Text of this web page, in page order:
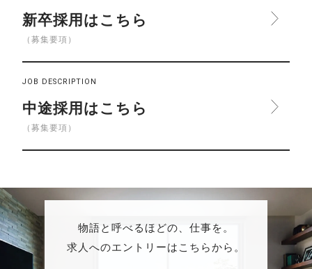
新卒採用はこちら
（募集要項）
JOB DESCRIPTION
中途採用はこちら
（募集要項）
物語と呼べるほどの、仕事を。
求人へのエントリーはこちらから。